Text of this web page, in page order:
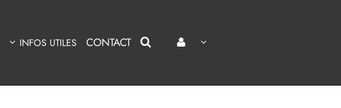
INFOS UTILES CONTACT